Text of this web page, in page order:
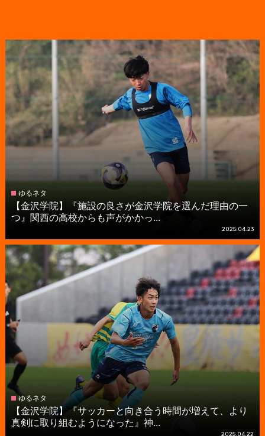
ゆるネタ
【金沢学院】『施設の良さが金沢学院を選んだ理由の一
つ』関西の高校からも声がかかっ...
2025.04.23
ゆるネタ
【金沢学院】『サッカーと向き合う時間が増えて、より
真剣に取り組むようになった』神...
2025.04.22